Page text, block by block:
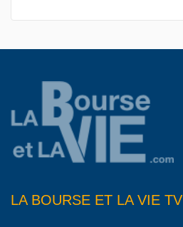
LA BOURSE ET LA VIE TV